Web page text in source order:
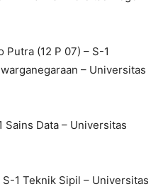
(12 P 07) – S-1
– Universitas
Sains Data – Universitas
S-1 Teknik Sipil – Universitas